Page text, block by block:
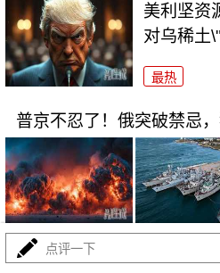
美利坚资
对乌稀土
最热
普京不忍了！俄突破禁忌
最热 点评一下